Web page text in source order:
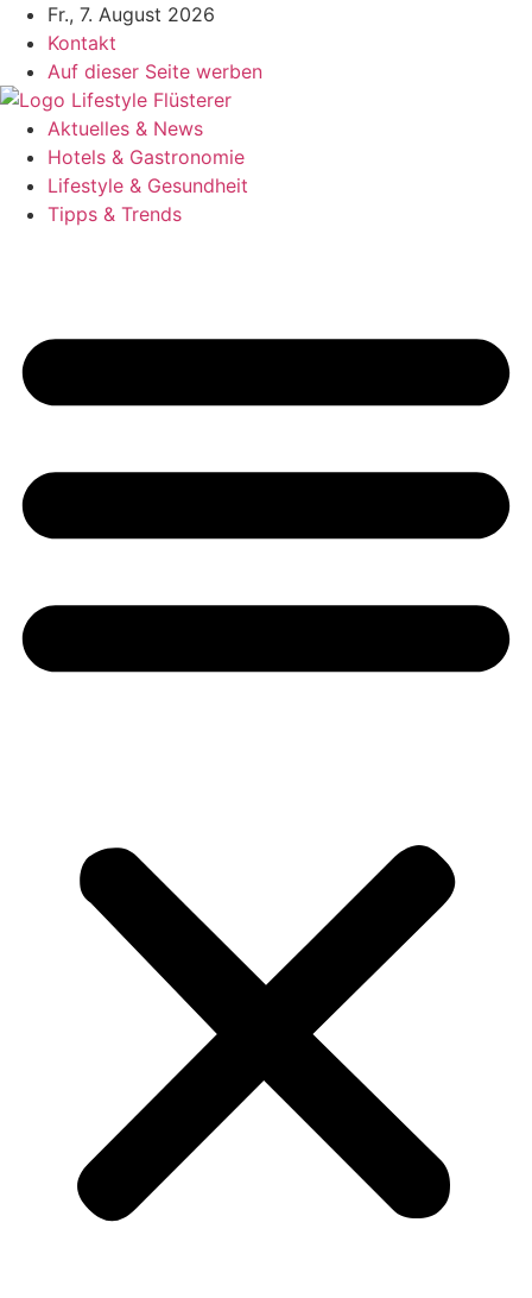
Zum
Inhalt
springen
Fr., 7. August 2026
Kontakt
Auf dieser Seite werben
Aktuelles & News
Hotels & Gastronomie
Lifestyle & Gesundheit
Tipps & Trends